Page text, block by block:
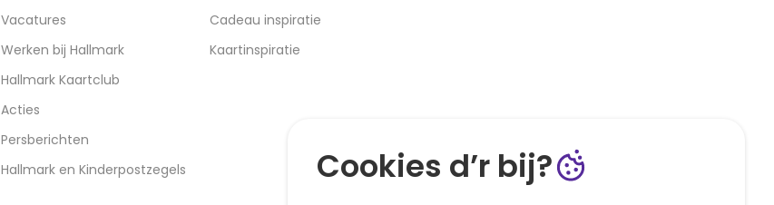
Vacatures
Werken bij Hallmark
Hallmark Kaartclub
Acties
Persberichten
Hallmark en Kinderpostzegels
Cadeau inspiratie
Kaartinspiratie
Cookies d’r bij?